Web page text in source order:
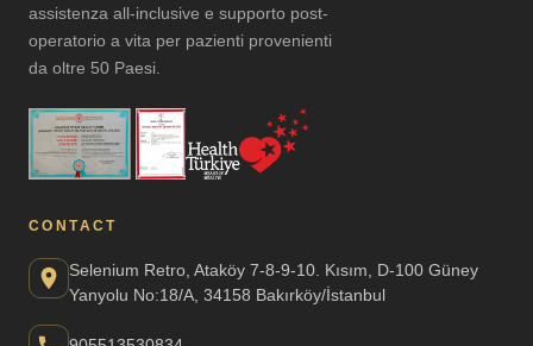
assistenza all-inclusive e supporto post-
operatorio a vita per pazienti provenienti
da oltre 50 Paesi.
CONTACT
Selenium Retro, Ataköy 7-8-9-10. Kısım, D-100 Güney
Yanyolu No:18/A, 34158 Bakırköy/İstanbul